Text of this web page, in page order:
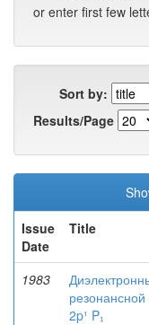
or enter first few
Sort by:
Results/Page
Issue
Date
Title
1983
резонансной
2p¹ P₁